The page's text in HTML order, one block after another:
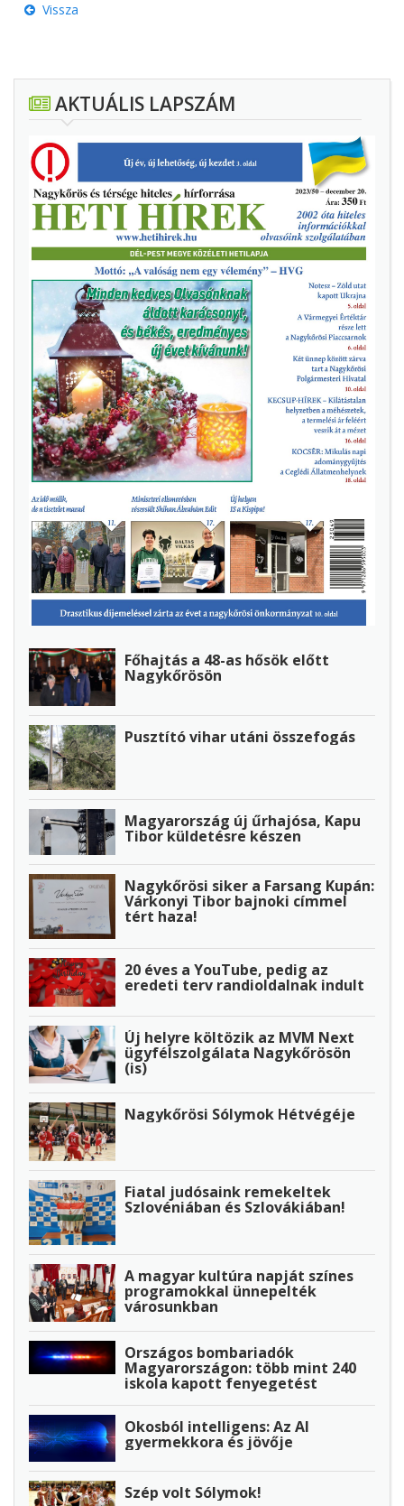
Vissza
AKTUÁLIS LAPSZÁM
Főhajtás a 48-as hősök előtt
Nagykőrösön
Pusztító vihar utáni összefogás
Magyarország új űrhajósa, Kapu
Tibor küldetésre készen
Nagykőrösi siker a Farsang Kupán:
Várkonyi Tibor bajnoki címmel
tért haza!
20 éves a YouTube, pedig az
eredeti terv randioldalnak indult
Új helyre költözik az MVM Next
ügyfélszolgálata Nagykőrösön
(is)
Nagykőrösi Sólymok Hétvégéje
Fiatal judósaink remekeltek
Szlovéniában és Szlovákiában!
A magyar kultúra napját színes
programokkal ünnepelték
városunkban
Országos bombariadók
Magyarországon: több mint 240
iskola kapott fenyegetést
Okosból intelligens: Az AI
gyermekkora és jövője
Szép volt Sólymok!